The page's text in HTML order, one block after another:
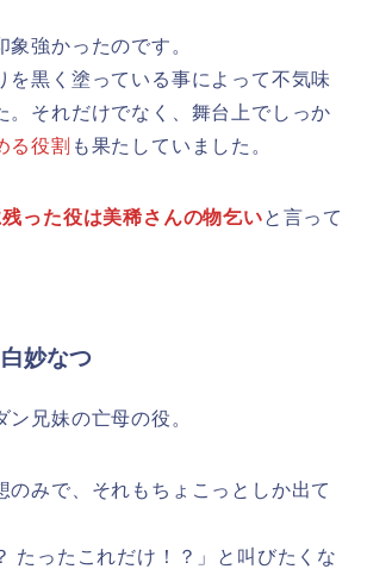
象強かったのです。
を黒く塗っている事によって不気味
。それだけでなく、舞台上でしっか
る役割 も果たしていました。
った役は美稀さんの物乞いと言って
妙なつ
ン兄妹の亡母の役。
のみで、それもちょこっとしか出て
たったこれだけ！？」と叫びたくな